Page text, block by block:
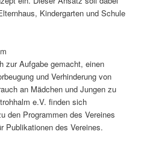
Kindergarten und Schule
zur Aufgabe gemacht, einen
und Verhinderung von
an Mädchen und Jungen zu
e.V. finden sich
den Programmen des Vereines
Publikationen des Vereines.